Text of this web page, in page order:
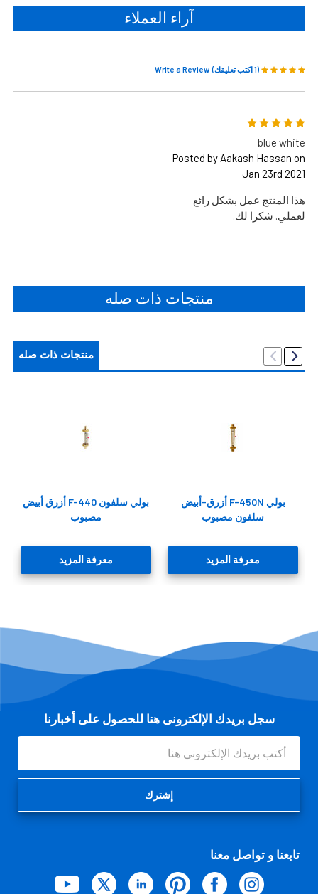
آراء العملاء
(1 اكتب تعليقك) Write a Review
5
blue white
Posted by Aakash Hassan on
Jan 23rd 2021
هذا المنتج عمل بشكل رائع
لعملي. شكرا لك.
منتجات ذات صله
منتجات ذات صله
أزرق أبيض F-440 بولي سلفون
مصبوب
معرفة المزيد
أزرق-أبيض F-450N بولي
سلفون مصبوب
معرفة المزيد
سجل بريدك الإلكترونى هنا للحصول على أخبارنا
عنوان
البريد
الإلكتروني
تابعنا و تواصل معنا